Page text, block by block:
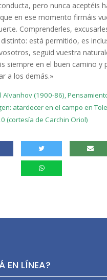
pero nunca aceptéis
en ese momento firmáis
Comprenderles,
está permitido, es
seguid vuestra
siempre en el buen camino y
a los demás.»
Aïvanhov (1900-86),
atardecer en el campo en
(cortesía de Carchin Oriol)
EN LÍNEA?